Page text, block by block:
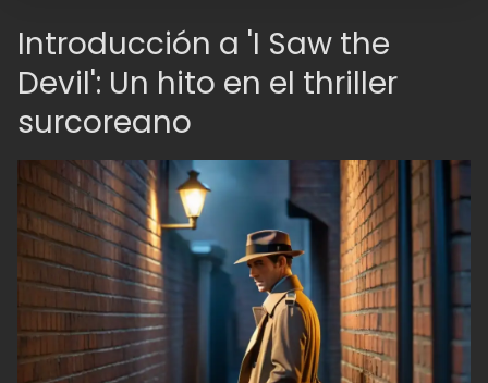
Introducción a 'I Saw the
Devil': Un hito en el thriller
surcoreano